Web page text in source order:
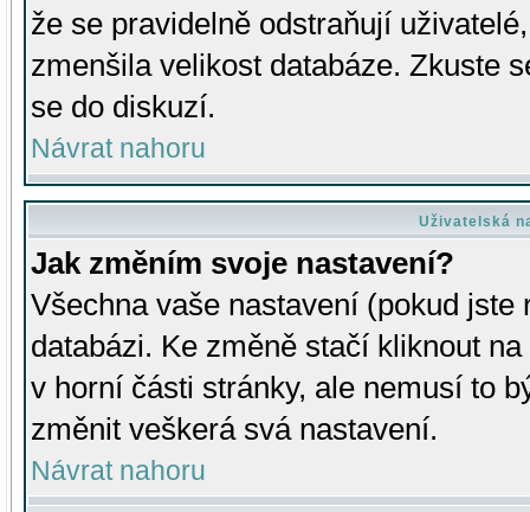
že se pravidelně odstraňují
zmenšila velikost databáze. Zkuste
se do diskuzí.
Návrat nahoru
Uživatelská
Jak změním svoje nastavení?
Všechna vaše nastavení (pokud
databázi. Ke změně stačí kliknout
v horní části stránky, ale nemusí to
změnit veškerá svá nastavení.
Návrat nahoru